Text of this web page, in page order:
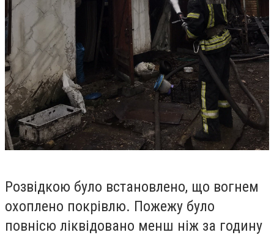
Розвідкою було встановлено, що вогнем
охоплено покрівлю. Пожежу було
повнісю ліквідовано менш ніж за годину